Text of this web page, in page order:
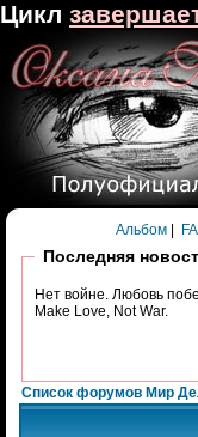
Альбом
Последняя
Нет войне. Любовь
Make Love, Not War.
Список форумов Мир
Цикл